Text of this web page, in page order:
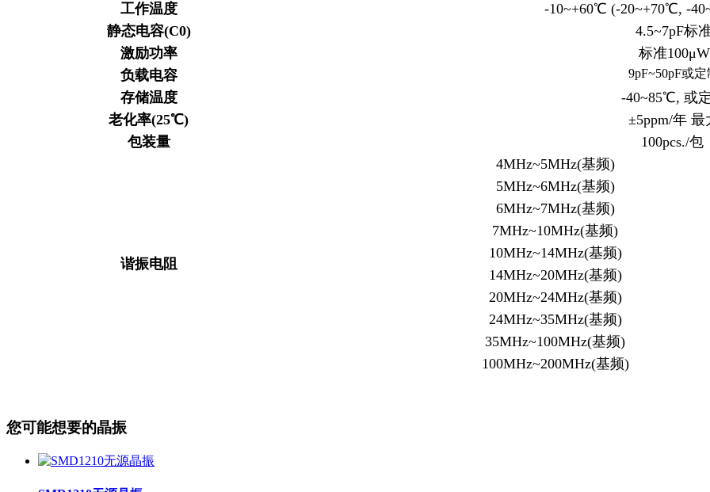
工作温度
-10~+60℃ (-20~+70℃, -
静态电容(C0)
4.5~7pF标
激励功率
标准100μW
负载电容
9pF~50pF或定
存储温度
-40~85℃, 或
老化率(25℃)
±5ppm/年 最
包装量
100pcs./包
谐振电阻
4MHz~5MHz(基频)
5MHz~6MHz(基频)
6MHz~7MHz(基频)
7MHz~10MHz(基频)
10MHz~14MHz(基频)
14MHz~20MHz(基频)
20MHz~24MHz(基频)
24MHz~35MHz(基频)
35MHz~100MHz(基频)
100MHz~200MHz(基频)
您可能想要的晶振